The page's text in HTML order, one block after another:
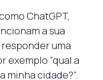
ChatGPT,
a sua
uma
exemplo “qual a
minha cidade?”.